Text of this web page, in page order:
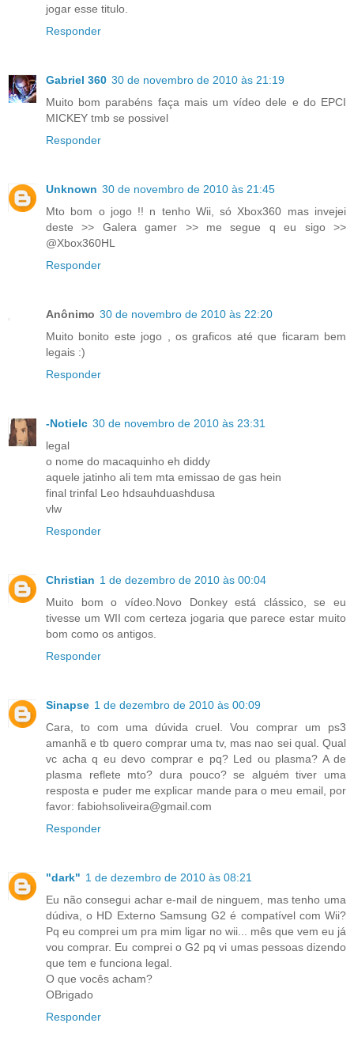
jogar esse titulo.
Responder
Gabriel 360 30 de novembro de 2010 às 21:19
Muito bom parabéns faça mais um vídeo dele e do EPCI
MICKEY tmb se possivel
Responder
Unknown 30 de novembro de 2010 às 21:45
Mto bom o jogo !! n tenho Wii, só Xbox360 mas invejei
deste >> Galera gamer >> me segue q eu sigo >>
@Xbox360HL
Responder
Anônimo 30 de novembro de 2010 às 22:20
Muito bonito este jogo , os graficos até que ficaram bem
legais :)
Responder
-Notielc 30 de novembro de 2010 às 23:31
legal
o nome do macaquinho eh diddy
aquele jatinho ali tem mta emissao de gas hein
final trinfal Leo hdsauhduashdusa
vlw
Responder
Christian 1 de dezembro de 2010 às 00:04
Muito bom o vídeo.Novo Donkey está clássico, se eu
tivesse um WII com certeza jogaria que parece estar muito
bom como os antigos.
Responder
Sinapse 1 de dezembro de 2010 às 00:09
Cara, to com uma dúvida cruel. Vou comprar um ps3
amanhã e tb quero comprar uma tv, mas nao sei qual. Qual
vc acha q eu devo comprar e pq? Led ou plasma? A de
plasma reflete mto? dura pouco? se alguém tiver uma
resposta e puder me explicar mande para o meu email, por
favor: fabiohsoliveira@gmail.com
Responder
"dark" 1 de dezembro de 2010 às 08:21
Eu não consegui achar e-mail de ninguem, mas tenho uma
dúdiva, o HD Externo Samsung G2 é compatível com Wii?
Pq eu comprei um pra mim ligar no wii... mês que vem eu já
vou comprar. Eu comprei o G2 pq vi umas pessoas dizendo
que tem e funciona legal.
O que vocês acham?
OBrigado
Responder